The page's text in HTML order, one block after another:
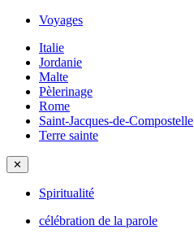
Voyages
Italie
Jordanie
Malte
Pèlerinage
Rome
Saint-Jacques-de-Compostelle
Terre sainte
✕
Spiritualité
célébration de la parole